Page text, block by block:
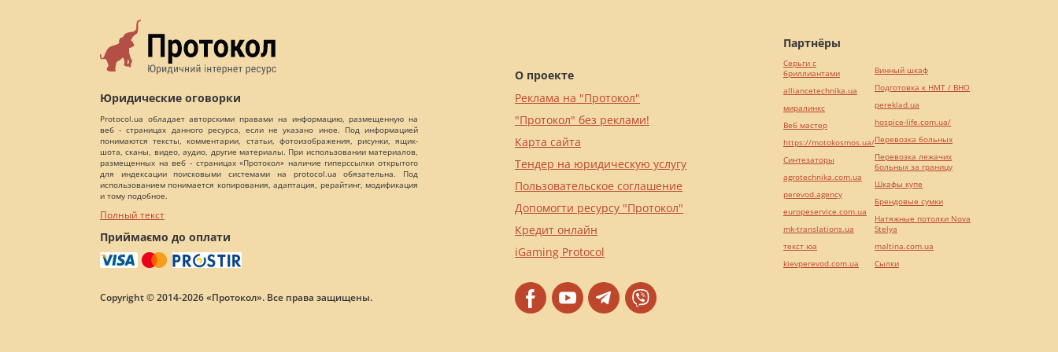
Юридические оговорки
Protocol.ua обладает авторскими правами на информацию, размещенную на
веб - страницах данного ресурса, если не указано иное. Под информацией
понимаются тексты, комментарии, статьи, фотоизображения, рисунки, ящик-
шота, сканы, видео, аудио, другие материалы. При использовании материалов,
размещенных на веб - страницах «Протокол» наличие гиперссылки открытого
для индексации поисковыми системами на protocol.ua обязательна. Под
использованием понимается копирования, адаптация, рерайтинг, модификация
и тому подобное.
Полный текст
Приймаємо до оплати
Copyright © 2014-2026 «Протокол». Все права защищены.
О проекте
Реклама на "Протокол"
"Протокол" без реклами!
Карта сайта
Тендер на юридическую услугу
Пользовательское соглашение
Допомогти ресурсу "Протокол"
Кредит онлайн
iGaming Protocol
Партнёры
Серьги с
бриллиантами
alliancetechnika.ua
миралинкс
Веб мастер
https://motokosmos.ua/
Синтезаторы
agrotechnika.com.ua
perevod.agency
europeservice.com.ua
mk-translations.ua
текст юа
kievperevod.com.ua
Винный шкаф
Подготовка к НМТ / ВНО
pereklad.ua
hospice-life.com.ua/
Перевозка больных
Перевозка лежачих
больных за границу
Шкафы купе
Брендовые сумки
Натяжные потолки Nova
Stelya
maltina.com.ua
Cылки